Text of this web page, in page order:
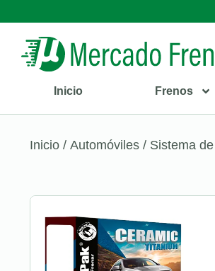
Inicio Frenos
Inicio / Automóviles / Sistema